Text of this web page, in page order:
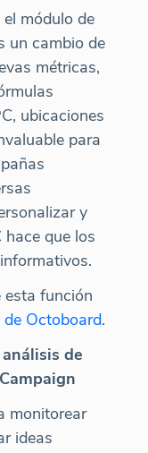
módulo de
un cambio de
métricas,
ubicaciones
para
y
que los
función
Octoboard.
de
monitorear
ideas